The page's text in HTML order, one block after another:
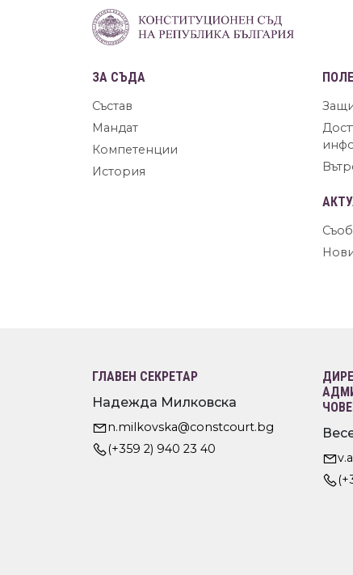
ЗА СЪДА
Състав
Мандат
Компетенции
История
ГЛАВЕН СЕКРЕТАР
Надежда Милковска
n.milkovska@constcourt.bg
(+359 2) 940 23 40